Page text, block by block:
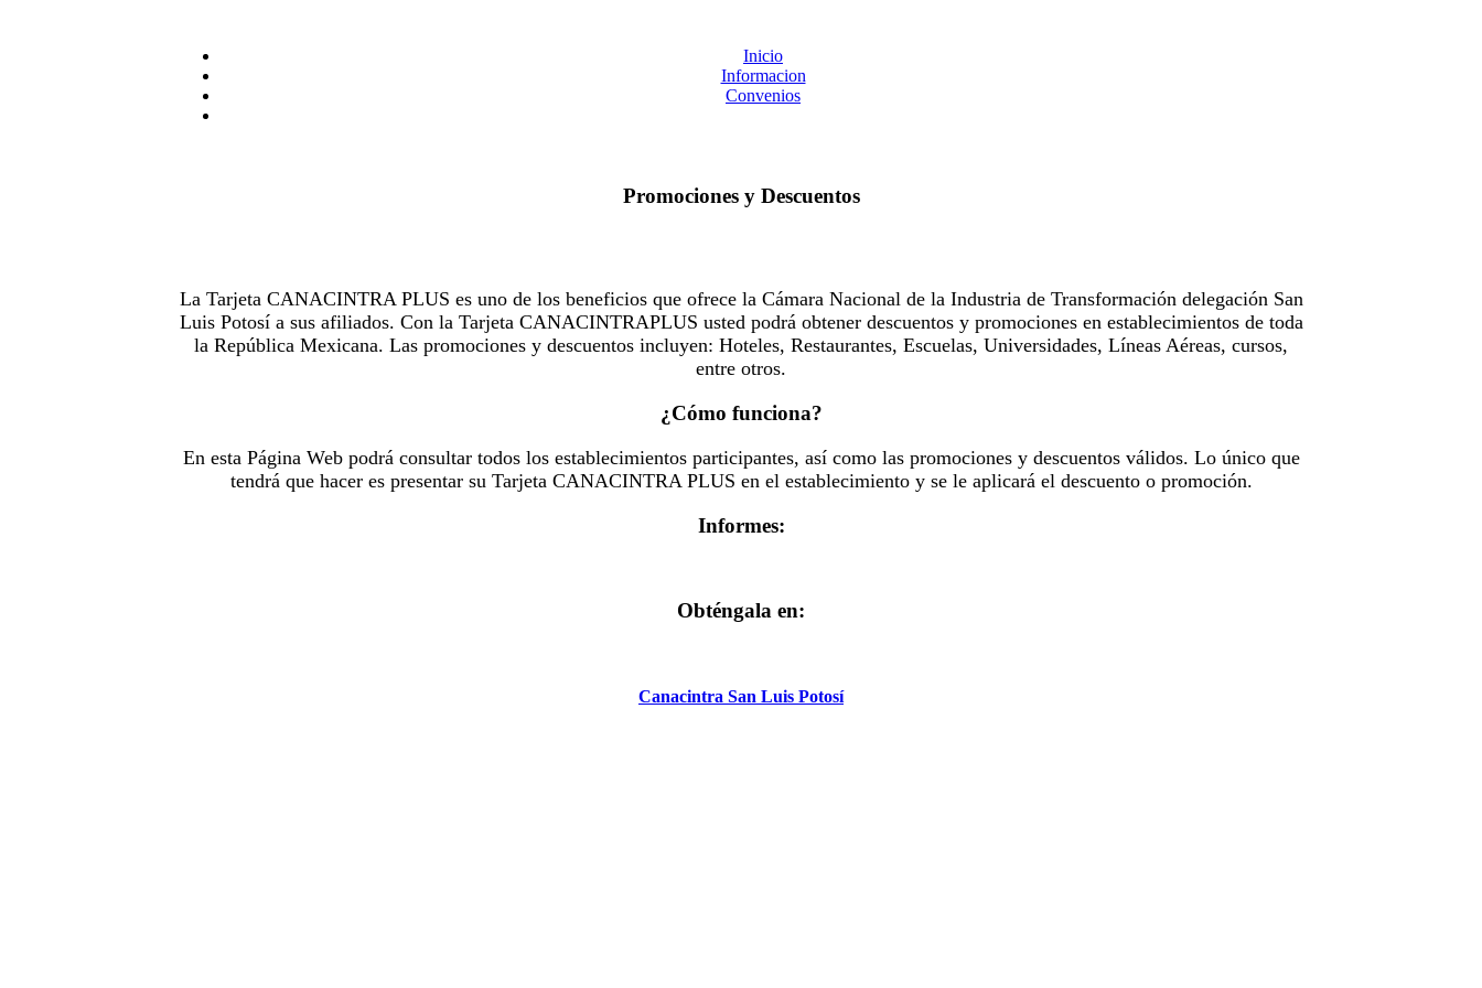
Inicio
Informacion
Convenios
Promociones y Descuentos
La Tarjeta CANACINTRA PLUS es uno de los beneficios que ofrece la Cámara Nacional de la Industria de Transformación delegación San
Luis Potosí a sus afiliados. Con la Tarjeta CANACINTRAPLUS usted podrá obtener descuentos y promociones en establecimientos de toda
la República Mexicana. Las promociones y descuentos incluyen: Hoteles, Restaurantes, Escuelas, Universidades, Líneas Aéreas, cursos,
entre otros.
¿Cómo funciona?
En esta Página Web podrá consultar todos los establecimientos participantes, así como las promociones y descuentos válidos. Lo único que
tendrá que hacer es presentar su Tarjeta CANACINTRA PLUS en el establecimiento y se le aplicará el descuento o promoción.
Informes:
Obténgala en:
Canacintra San Luis Potosí